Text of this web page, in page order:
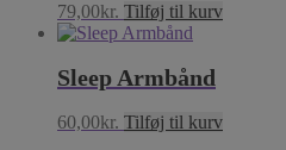
79,00kr. Tilføj til kurv
Sleep Armbånd
60,00kr. Tilføj til kurv